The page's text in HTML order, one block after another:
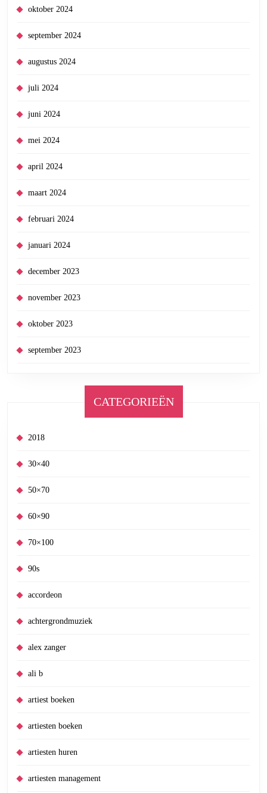
oktober 2024
september 2024
augustus 2024
juli 2024
juni 2024
mei 2024
april 2024
maart 2024
februari 2024
januari 2024
december 2023
november 2023
oktober 2023
september 2023
CATEGORIEËN
2018
30×40
50×70
60×90
70×100
90s
accordeon
achtergrondmuziek
alex zanger
ali b
artiest boeken
artiesten boeken
artiesten huren
artiesten management